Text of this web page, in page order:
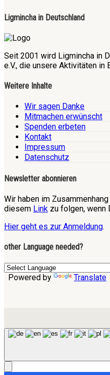
Ligmincha in Deutschland
Seit 2001 wird Ligmincha in
e.V., die unsere Aktivitäten in
Weitere Inhalte
Wir sagen Danke
Mitmachen erwünscht
Spenden erbeten
Kontakt
Impressum
Datenschutz
Newsletter abonnieren
Wir haben im
diesem Link zu folgen, wenn
Hier geht es zur Anmeldung.
other Language needed?
Powered by Translate